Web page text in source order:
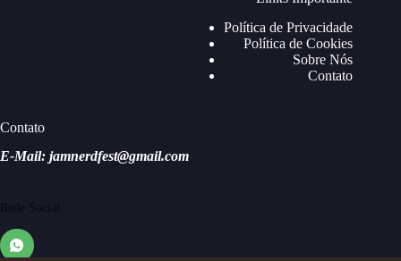
Política de Privacidade
Política de Cookies
Sobre Nós
Contato
Contato
E-Mail: jamnerdfest@gmail.com
Rede Social